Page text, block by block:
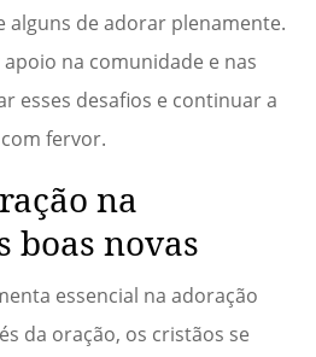
alguns de adorar plenamente.
na comunidade e nas
esses desafios e continuar a
fervor.
na
boas novas
essencial na adoração
da oração, os cristãos se